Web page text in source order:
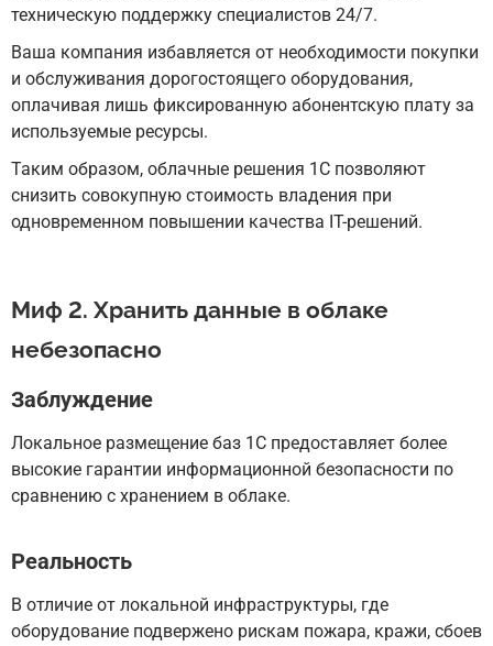
техническую поддержку специалистов 24/7.
Ваша компания избавляется от необходимости покупки
и обслуживания дорогостоящего оборудования,
оплачивая лишь фиксированную абонентскую плату за
используемые ресурсы.
Таким образом, облачные решения 1С позволяют
снизить совокупную стоимость владения при
одновременном повышении качества IT-решений.
Миф 2. Хранить данные в облаке
небезопасно
Заблуждение
Локальное размещение баз 1С предоставляет более
высокие гарантии информационной безопасности по
сравнению с хранением в облаке.
Реальность
В отличие от локальной инфраструктуры, где
оборудование подвержено рискам пожара, кражи, сбоев